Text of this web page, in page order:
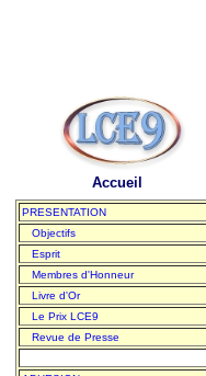
Accueil
PRESENTATION
Objectifs
Esprit
Membres d'Honneur
Livre d'Or
Le Prix LCE9
Revue de Presse